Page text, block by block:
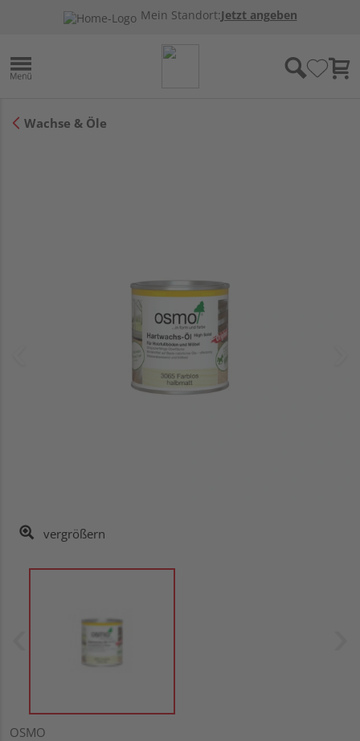
Mein Standort:Jetzt angeben
Wachse & Öle
vergrößern
OSMO